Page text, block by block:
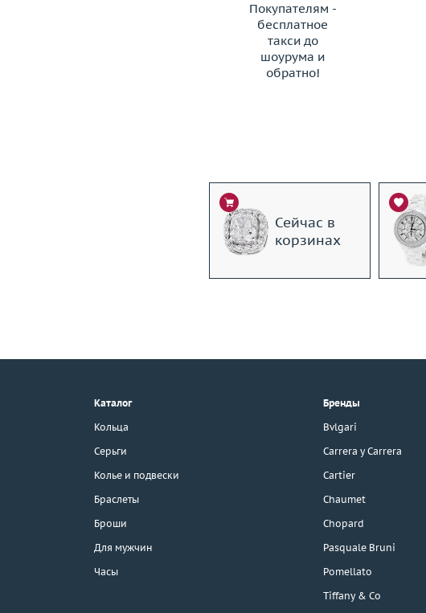
г. Москва, Тихвинский пер., д. 7,
3D-тур по шоуруму
Покупателям -
бесплатное
такси до
шоурума и
обратно!
ЗАКАЗАТЬ ТАКСИ
Сейчас в
корзинах
Каталог
Кольца
Серьги
Колье и подвески
Браслеты
Броши
Для мужчин
Часы
Бренды
Bvlgari
Carrera y Carrera
Cartier
Chaumet
Chopard
Pasquale Bruni
Pomellato
Tiffany & Co